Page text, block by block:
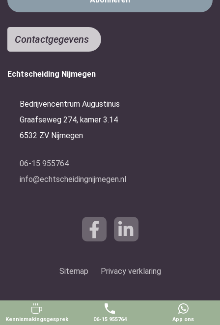
Kennismakingsgesprek 06-15 955764 App ons
Contactgegevens
Echtscheiding Nijmegen
Bedrijvencentrum Augustinus
Graafseweg 274, kamer 3.14
6532 ZV Nijmegen
06-15 955764
info@echtscheidingnijmegen.nl
Sitemap Privacy verklaring